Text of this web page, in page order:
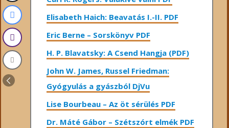
Elisabeth Haich: Beavatás I.-II. PDF
Eric Berne – Sorskönyv PDF
H. P. Blavatsky: A Csend Hangja (PDF)
John W. James, Russel Friedman:
Gyógyulás a gyászból DjVu
Lise Bourbeau – Az öt sérülés PDF
Dr. Máté Gábor – Szétszórt elmék PDF